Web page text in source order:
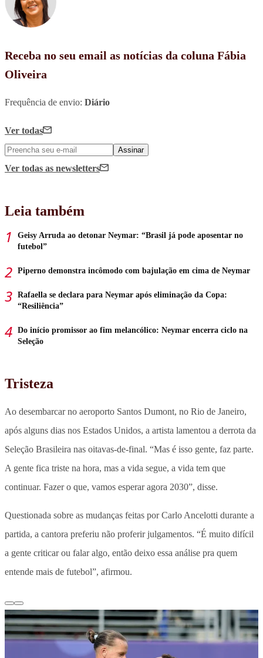
Receba no seu email as notícias da coluna Fábia
Oliveira
Frequência de envio: Diário
Ver todas
Assinar
Ver todas as newsletters
Leia também
Geisy Arruda ao detonar Neymar: “Brasil já pode aposentar no
futebol”
Piperno demonstra incômodo com bajulação em cima de Neymar
Rafaella se declara para Neymar após eliminação da Copa:
“Resiliência”
Do início promissor ao fim melancólico: Neymar encerra ciclo na
Seleção
Tristeza
Ao desembarcar no aeroporto Santos Dumont, no Rio de Janeiro,
após alguns dias nos Estados Unidos, a artista lamentou a derrota da
Seleção Brasileira nas oitavas-de-final. “Mas é isso gente, faz parte.
A gente fica triste na hora, mas a vida segue, a vida tem que
continuar. Fazer o que, vamos esperar agora 2030”, disse.
Questionada sobre as mudanças feitas por Carlo Ancelotti durante a
partida, a cantora preferiu não proferir julgamentos. “É muito difícil
a gente criticar ou falar algo, então deixo essa análise pra quem
entende mais de futebol”, afirmou.